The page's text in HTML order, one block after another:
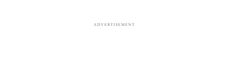
ADVERTISEMENT